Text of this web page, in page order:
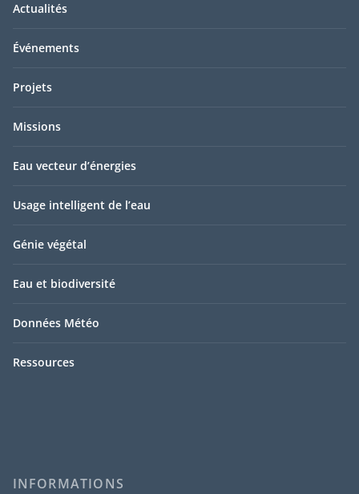
Actualités
Événements
Projets
Missions
Eau vecteur d’énergies
Usage intelligent de l’eau
Génie végétal
Eau et biodiversité
Données Météo
Ressources
INFORMATIONS